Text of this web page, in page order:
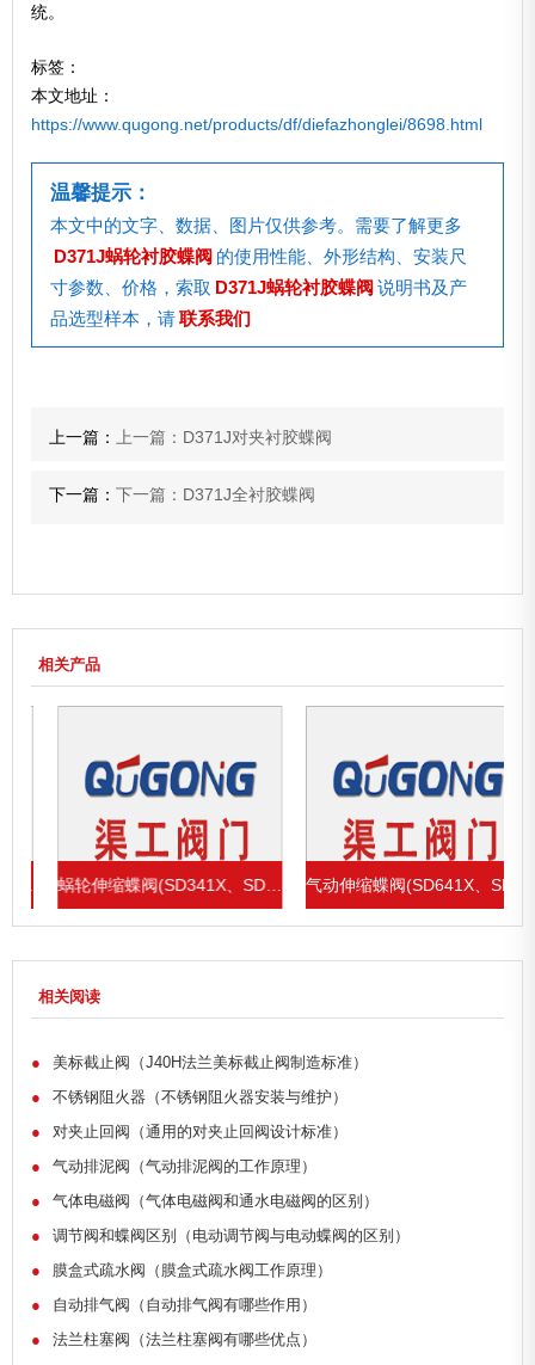
统。
标签：
本文地址：
https://www.qugong.net/products/df/diefazhonglei/8698.html
温馨提示：
本文中的文字、数据、图片仅供参考。需要了解更多
D371J蜗轮衬胶蝶阀 的使用性能、外形结构、安装尺
寸参数、价格，索取 D371J蜗轮衬胶蝶阀 说明书及产
品选型样本，请联系我们
上一篇： 上一篇：D371J对夹衬胶蝶阀
下一篇：下一篇：D371J全衬胶蝶阀
相关产品
蜗轮伸缩蝶阀(SD341X、SD343H) 气动伸缩蝶阀(SD641X、SD643H)
相关阅读
●
美标截止阀（J40H法兰美标截止阀制造标准）
●
不锈钢阻火器（不锈钢阻火器安装与维护）
●
对夹止回阀（通用的对夹止回阀设计标准）
●
气动排泥阀（气动排泥阀的工作原理）
●
气体电磁阀（气体电磁阀和通水电磁阀的区别）
●
调节阀和蝶阀区别（电动调节阀与电动蝶阀的区别）
●
膜盒式疏水阀（膜盒式疏水阀工作原理）
●
自动排气阀（自动排气阀有哪些作用）
●
法兰柱塞阀（法兰柱塞阀有哪些优点）